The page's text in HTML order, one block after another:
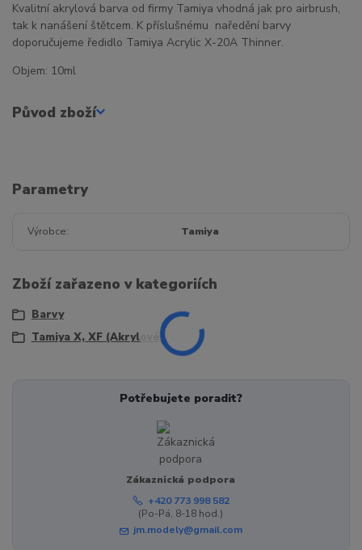
Kvalitní akrylová barva od firmy Tamiya vhodná jak pro airbrush,
tak k nanášení štětcem. K příslušnému naředění barvy
doporučujeme ředidlo Tamiya Acrylic X-20A Thinner.
Objem: 10ml
Původ zboží
Parametry
Výrobce Tamiya
Zboží zařazeno v kategoriích
Barvy
Tamiya X, XF (Akrylové)
Potřebujete poradit?
Zákaznická podpora
+420 773 998 582
(Po-Pá, 8-18 hod.)
jm.modely@gmail.com